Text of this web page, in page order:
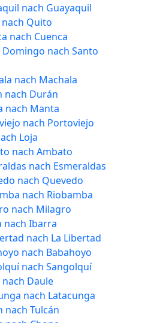
nach Guayaquil
Quito
nach Cuenca
nach Santo
nach Machala
nach Durán
nach Manta
nach Portoviejo
Loja
nach Ambato
nach Esmeraldas
nach Quevedo
nach Riobamba
nach Milagro
nach Ibarra
nach La Libertad
nach Babahoyo
nach Sangolquí
Daule
nach Latacunga
nach Tulcán